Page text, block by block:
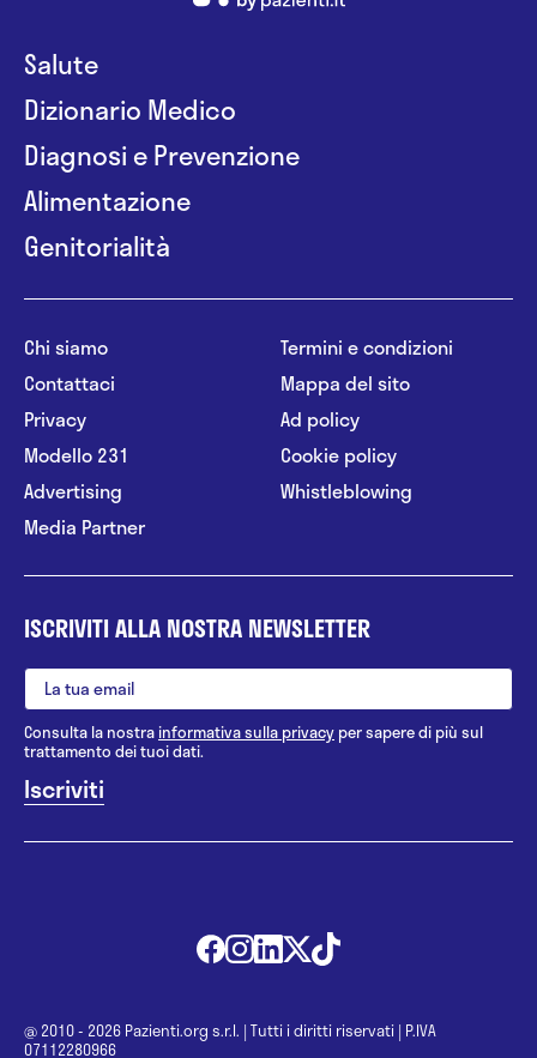
Salute
Dizionario Medico
Diagnosi e Prevenzione
Alimentazione
Genitorialità
Chi siamo
Contattaci
Privacy
Modello 231
Advertising
Media Partner
Termini e condizioni
Mappa del sito
Ad policy
Cookie policy
Whistleblowing
ISCRIVITI ALLA NOSTRA NEWSLETTER
Consulta la nostrainformativa sulla privacy per sapere di più sul
trattamento dei tuoi dati.
@ 2010 - 2026 Pazienti.org s.r.l. | Tutti i diritti riservati | P.IVA
07112280966